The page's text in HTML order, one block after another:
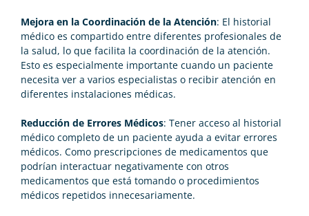
Mejora en la Coordinación de la Atención: El historial
médico es compartido entre diferentes profesionales de
la salud, lo que facilita la coordinación de la atención.
Esto es especialmente importante cuando un paciente
necesita ver a varios especialistas o recibir atención en
diferentes instalaciones médicas.
Reducción de Errores Médicos: Tener acceso al historial
médico completo de un paciente ayuda a evitar errores
médicos. Como prescripciones de medicamentos que
podrían interactuar negativamente con otros
medicamentos que está tomando o procedimientos
médicos repetidos innecesariamente.